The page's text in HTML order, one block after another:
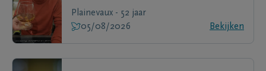
Plainevaux - 52 jaar
05/08/2026
Bekijken